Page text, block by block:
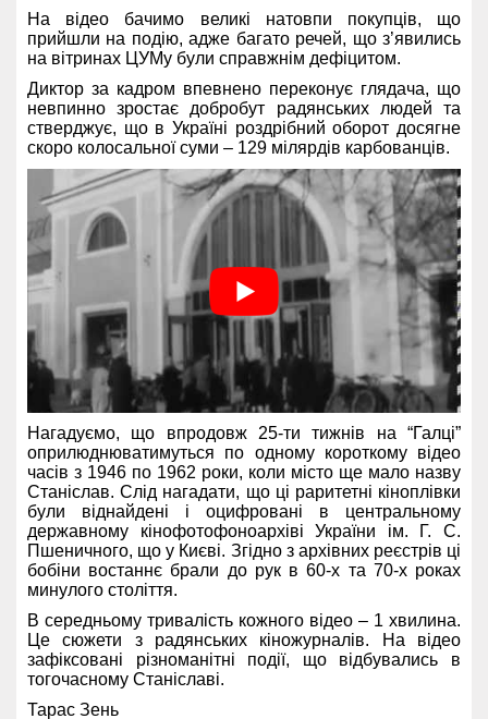
На відео бачимо великі натовпи покупців, що
прийшли на подію, адже багато речей, що з’явились
на вітринах ЦУМу були справжнім дефіцитом.
Диктор за кадром впевнено переконує глядача, що
невпинно зростає добробут радянських людей та
стверджує, що в Україні роздрібний оборот досягне
скоро колосальної суми – 129 мілярдів карбованців.
Нагадуємо, що впродовж 25-ти тижнів на “Галці”
оприлюднюватимуться по одному короткому відео
часів з 1946 по 1962 роки, коли місто ще мало назву
Станіслав. Слід нагадати, що ці раритетні кіноплівки
були віднайдені і оцифровані в центральному
державному кінофотофоноархіві України ім. Г. С.
Пшеничного, що у Києві. Згідно з архівних реєстрів ці
бобіни востаннє брали до рук в 60-х та 70-х роках
минулого століття.
В середньому тривалість кожного відео – 1 хвилина.
Це сюжети з радянських кіножурналів. На відео
зафіксовані різноманітні події, що відбувались в
тогочасному Станіславі.
Тарас Зень